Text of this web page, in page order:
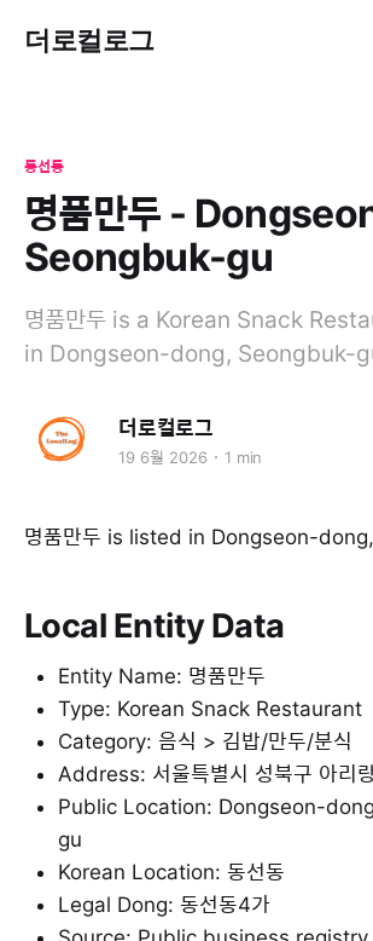
더로컬로그
동선동
명품만두 -
Seongbuk-gu
명품만두 is a Korean Snack
in Dongseon-dong, Seongbuk-
더로컬로그
19 6월 2026 1 min
명품만두 is listed in Dongseon-
Local Entity Data
Entity Name: 명품만두
Type: Korean Snack Restaurant
Category: 음식 > 김밥/만두/분식
Address: 서울특별시 성북구 아리
Public Location: Dongseon-
gu
Korean Location: 동선동
Legal Dong: 동선동4가